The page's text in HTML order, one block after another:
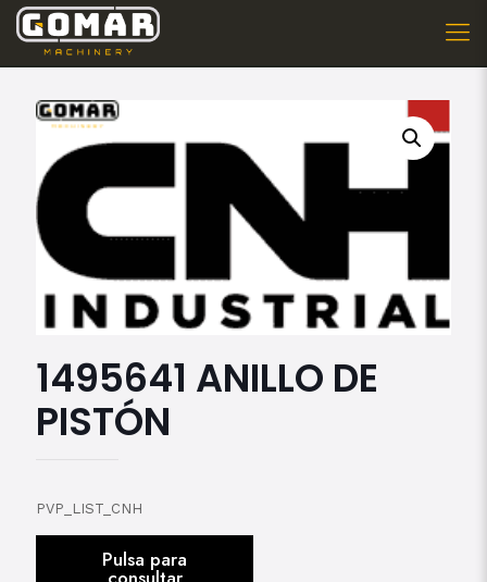
1495641 ANILLO DE
PISTÓN
PVP_LIST_CNH